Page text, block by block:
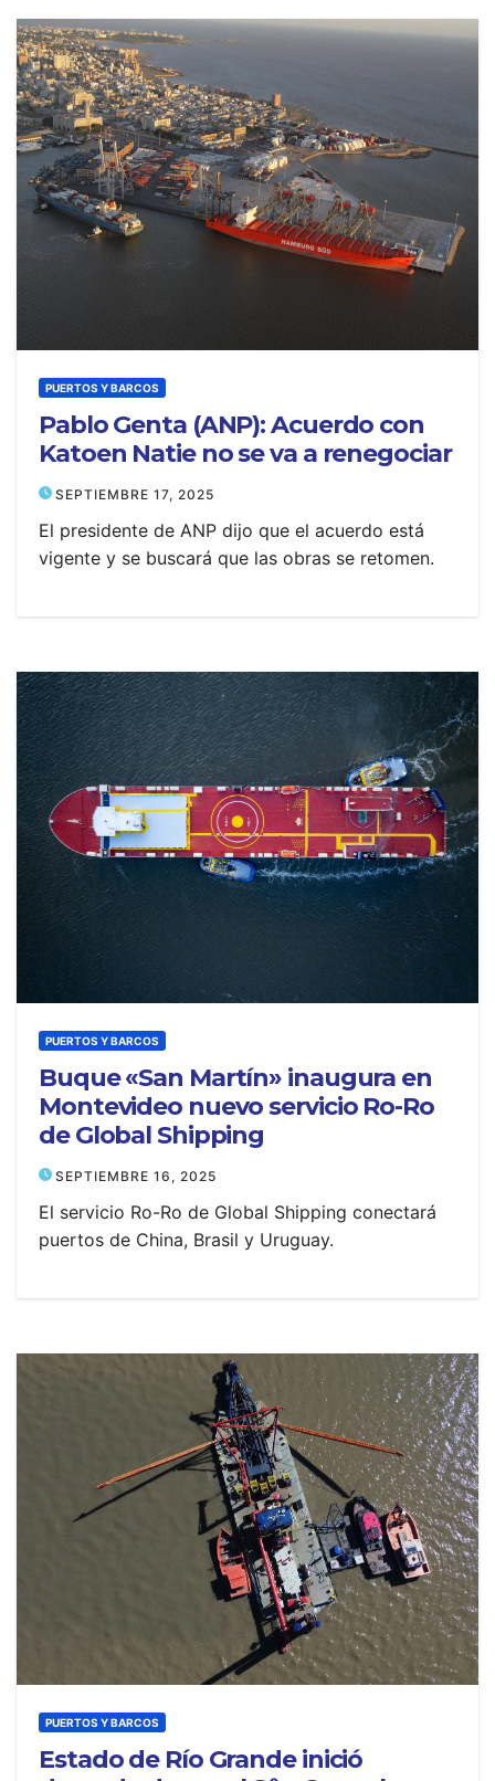
PUERTOS Y BARCOS
Pablo Genta (ANP): Acuerdo con
Katoen Natie no se va a renegociar
SEPTIEMBRE 17, 2025
El presidente de ANP dijo que el acuerdo está
vigente y se buscará que las obras se retomen.
PUERTOS Y BARCOS
Buque «San Martín» inaugura en
Montevideo nuevo servicio Ro-Ro
de Global Shipping
SEPTIEMBRE 16, 2025
El servicio Ro-Ro de Global Shipping conectará
puertos de China, Brasil y Uruguay.
PUERTOS Y BARCOS
Estado de Río Grande inició